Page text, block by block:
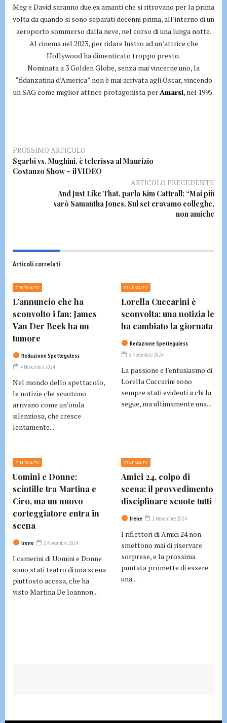
Meg e David saranno due ex amanti che si ritrovano per la prima
volta da quando si sono separati decenni prima, all’interno di un
aeroporto sommerso dalla neve, nel corso di una lunga notte.
Al cinema nel 2023, per ridare lustro ad un’attrice che
Hollywood ha dimenticato troppo presto.
Nominata a 3 Golden Globe, senza mai vincerne uno, la
“fidanzatina d’America” non è mai arrivata agli Oscar, vincendo
un SAG come miglior attrice protagonista perAmarsi, nel 1995.
PROSSIMO ARTICOLO
Sgarbi vs. Mughini, è telerissa al Maurizio
Costanzo Show – il VIDEO
ARTICOLO PRECEDENTE
And Just Like That, parla Kim Cattrall: “Mai più
sarò Samantha Jones. Sul set eravamo colleghe,
non amiche
Articoli correlati
CINEMA/TV
L’annuncio che ha
sconvolto i fan: James
Van Der Beek ha un
tumore
Redazione Spetteguless
4 Novembre 2024
Nel mondo dello spettacolo,
le notizie che scuotono
arrivano come un’onda
silenziosa, che cresce
lentamente...
CINEMA/TV
Lorella Cuccarini è
sconvolta: una notizia le
ha cambiato la giornata
Redazione Spetteguless
3 Novembre 2024
La passione e l'entusiasmo di
Lorella Cuccarini sono
sempre stati evidenti a chi la
segue, ma ultimamente una...
CINEMA/TV
Uomini e Donne:
scintille tra Martina e
Ciro, ma un nuovo
corteggiatore entra in
scena
Irene 2 Novembre 2024
I camerini di Uomini e Donne
sono stati teatro di una scena
piuttosto accesa, che ha
visto Martina De Ioannon...
CINEMA/TV
Amici 24, colpo di
scena: il provvedimento
disciplinare scuote tutti
Irene 2 Novembre 2024
I riflettori di Amici 24 non
smettono mai di riservare
sorprese, e la prossima
puntata promette di essere
una...